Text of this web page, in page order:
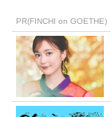
PR(FINCHI on GOETHE)